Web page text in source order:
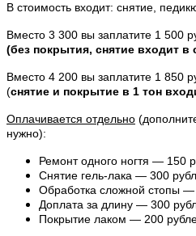
В стоимость входит: снятие,
Вместо 3 300 вы заплатите 1 500
(без покрытия, снятие входит в
Вместо 4 200 вы заплатите 1 850
(снятие и покрытие в 1 тон
Оплачивается отдельно
нужно):
Ремонт одного ногтя — 150
Снятие гель-лака — 300
Обработка сложной стопы —
Доплата за длину — 300
Покрытие лаком — 200